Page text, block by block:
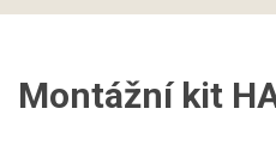
Montážní kit